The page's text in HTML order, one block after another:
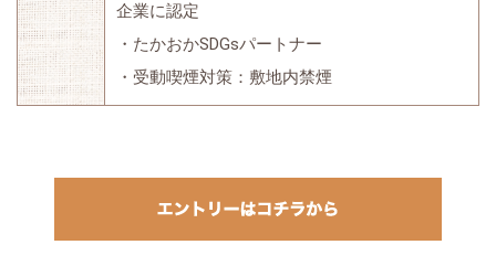
企業に認定
・たかおかSDGsパートナー
・受動喫煙対策：敷地内禁煙